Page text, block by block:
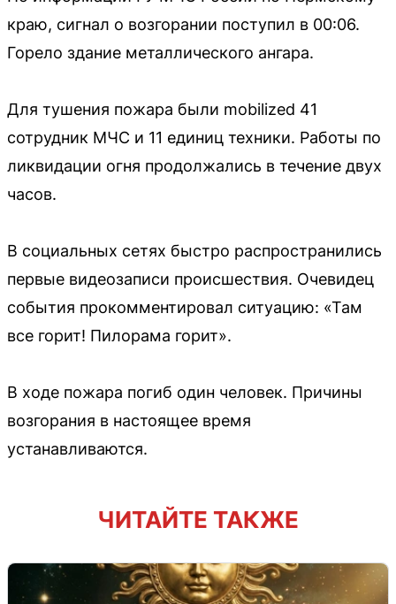
краю, сигнал о возгорании поступил в 00:06.
Горело здание металлического ангара.
Для тушения пожара были mobilized 41
сотрудник МЧС и 11 единиц техники. Работы по
ликвидации огня продолжались в течение двух
часов.
В социальных сетях быстро распространились
первые видеозаписи происшествия. Очевидец
события прокомментировал ситуацию: «Там
все горит! Пилорама горит».
В ходе пожара погиб один человек. Причины
возгорания в настоящее время
устанавливаются.
ЧИТАЙТЕ ТАКЖЕ